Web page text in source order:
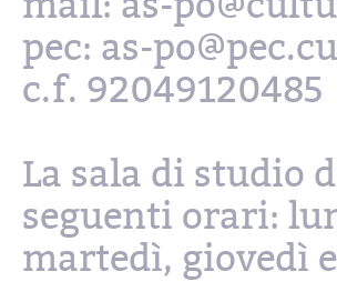
pec: as-
c.f. 92049120485
La sala di studio
seguenti orari:
martedì, giovedì